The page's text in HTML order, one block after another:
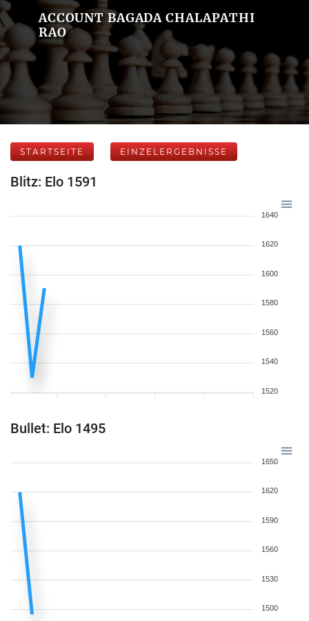
ACCOUNT BAGADA CHALAPATHI
RAO
STARTSEITE EINZELERGEBNISSE
Blitz: Elo 1591
1640
1620
1600
1580
1560
1540
1520
Bullet: Elo 1495
1650
1620
1590
1560
1530
1500